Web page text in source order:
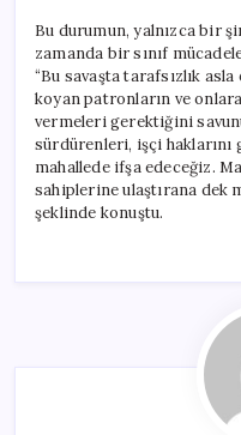
Bu durumun, yalnızca bir
zamanda bir sınıf
“Bu savaşta tarafsızlık
koyan patronların ve
vermeleri gerektiğini
sürdürenleri, işçi
mahallede ifşa edeceğiz.
sahiplerine ulaştırana dek
şeklinde konuştu.